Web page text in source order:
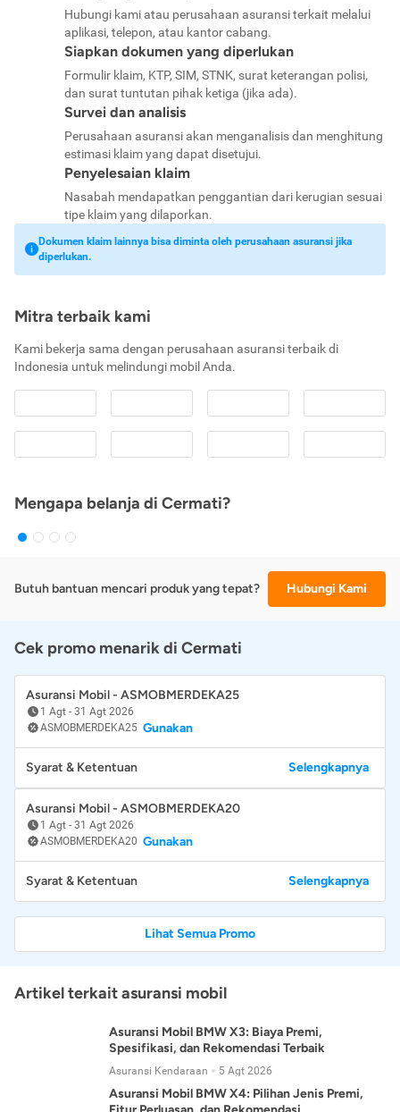
Hubungi kami atau perusahaan asuransi terkait melalui
aplikasi, telepon, atau kantor cabang.
Siapkan dokumen yang diperlukan
Formulir klaim, KTP, SIM, STNK, surat keterangan polisi,
dan surat tuntutan pihak ketiga (jika ada).
Survei dan analisis
Perusahaan asuransi akan menganalisis dan menghitung
estimasi klaim yang dapat disetujui.
Penyelesaian klaim
Nasabah mendapatkan penggantian dari kerugian sesuai
tipe klaim yang dilaporkan.
Dokumen klaim lainnya bisa diminta oleh perusahaan asuransi jika
diperlukan.
Mitra terbaik kami
Kami bekerja sama dengan perusahaan asuransi terbaik di
Indonesia untuk melindungi mobil Anda.
Mengapa belanja di Cermati?
Butuh bantuan mencari produk yang tepat? Hubungi Kami
Cek promo menarik di Cermati
Asuransi Mobil - ASMOBMERDEKA25
1 Agt - 31 Agt 2026
ASMOBMERDEKA25 Gunakan
Syarat & Ketentuan Selengkapnya
Asuransi Mobil - ASMOBMERDEKA20
1 Agt - 31 Agt 2026
ASMOBMERDEKA20 Gunakan
Syarat & Ketentuan Selengkapnya
Lihat Semua Promo
Artikel terkait asuransi mobil
Asuransi Mobil BMW X3: Biaya Premi,
Spesifikasi, dan Rekomendasi Terbaik
Asuransi Kendaraan 5 Agt 2026
Asuransi Mobil BMW X4: Pilihan Jenis Premi,